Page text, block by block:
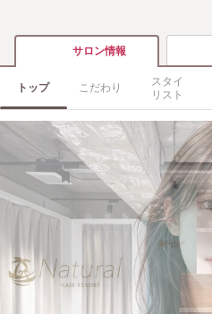
サロン情報
トップ こだわり
スタイ
リスト